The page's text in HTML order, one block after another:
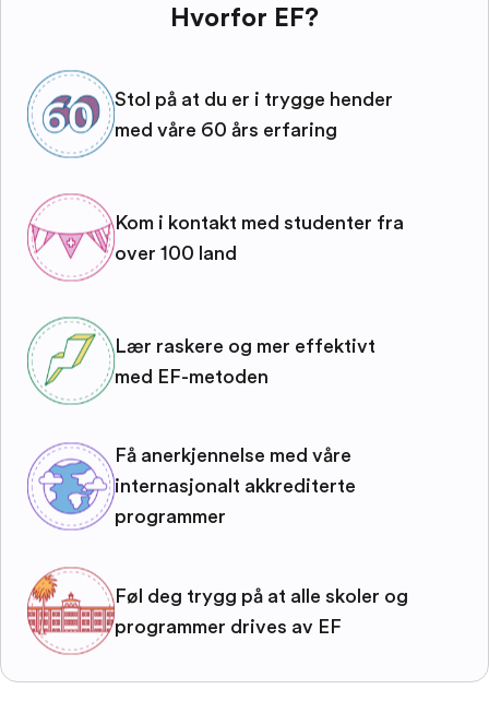
Hvorfor EF?
Stol på at du er i trygge hender
med våre 60 års erfaring
Kom i kontakt med studenter fra
over 100 land
Lær raskere og mer effektivt
med EF-metoden
Få anerkjennelse med våre
internasjonalt akkrediterte
programmer
Føl deg trygg på at alle skoler og
programmer drives av EF